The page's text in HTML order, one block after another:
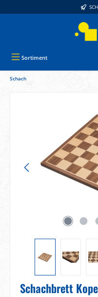
Sortiment
Schach
Schachbrett